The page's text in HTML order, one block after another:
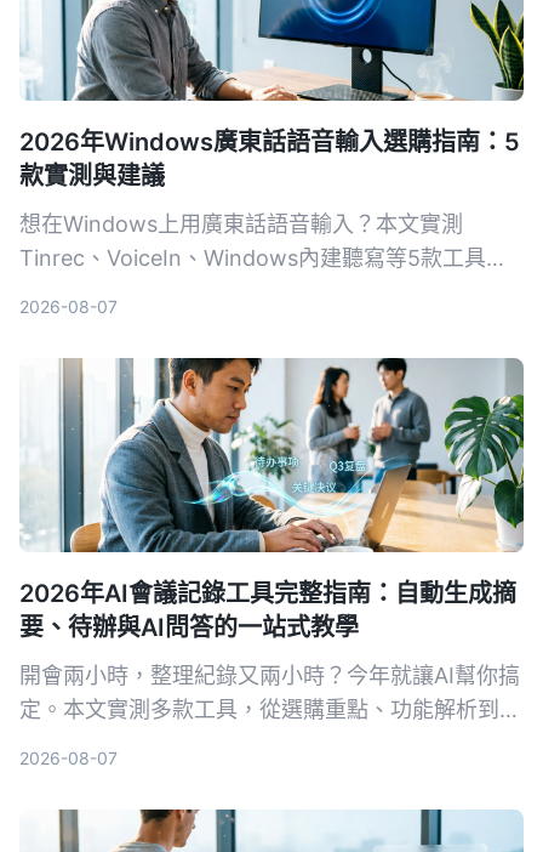
2026年Windows廣東話語音輸入選購指南：5
款實測與建議
想在Windows上用廣東話語音輸入？本文實測
Tinrec、VoiceIn、Windows內建聽寫等5款工具，
2026-08-07
2026年AI會議記錄工具完整指南：自動生成摘
要、待辦與AI問答的一站式教學
開會兩小時，整理紀錄又兩小時？今年就讓AI幫你搞
定。本文實測多款工具，從選購重點、功能解析到避
2026-08-07